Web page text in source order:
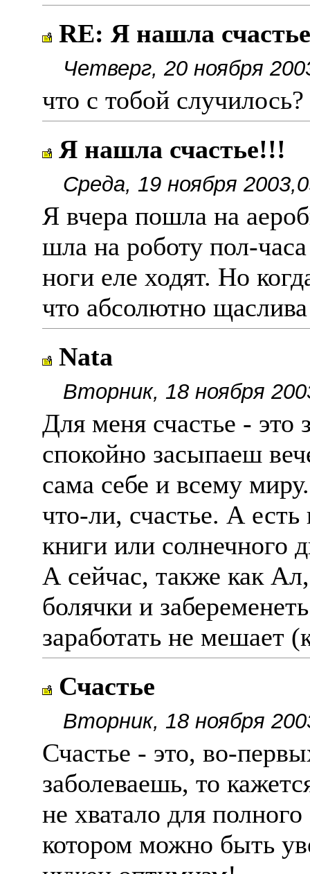
RE: Я нашла
Четверг, 20 ноября
что с тобой случилось?
Я нашла счастье!!!
Среда, 19 ноября
Я вчера пошла на
шла на роботу пол-
ноги еле ходят. Но
что абсолютно
Nata
Вторник, 18 ноября
Для меня счастье - это
спокойно засыпаеш
сама себе и всему
что-ли, счастье. А
книги или солнечного
А сейчас, также как
болячки и
заработать не мешает
Счастье
Вторник, 18 ноября
Счастье - это, во-
заболеваешь, то
не хватало для
котором можно быть